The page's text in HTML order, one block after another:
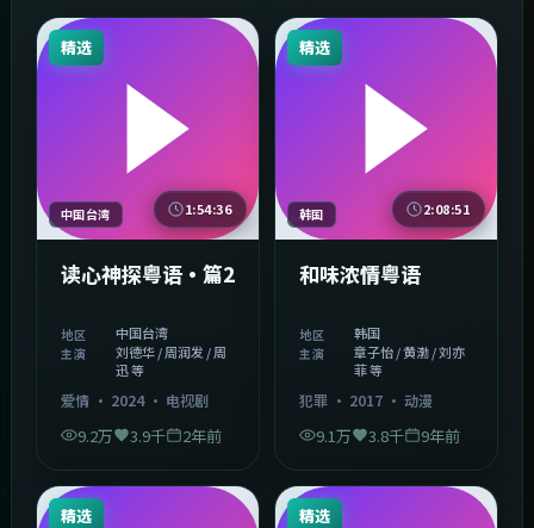
精选
中国台湾 1:54:36
读心神探粤语·篇2
地区 中国台湾
主演
刘德华 / 周润发 / 周
迅 等
爱情· 2024· 电视剧
9.2万 3.9千 2年前
精选
韩国 2:08:51
和味浓情粤语
地区 韩国
主演
章子怡 / 黄渤 / 刘亦
菲 等
犯罪· 2017· 动漫
9.1万 3.8千 9年前
精选 精选